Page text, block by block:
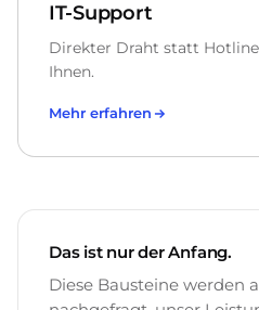
IT-Support
Direkter Draht statt
Ihnen.
Mehr erfahren
Das ist nur der Anfang.
Diese Bausteine werden